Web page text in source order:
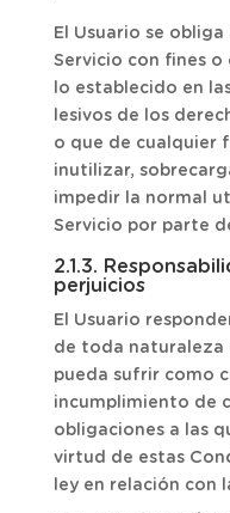
El Usuario se
Servicio con fines
lo establecido en
lesivos de los
o que de cualquier
inutilizar,
impedir la normal
Servicio por parte
2.1.3.
perjuicios
El Usuario
de toda naturaleza
pueda sufrir como
incumplimiento de
obligaciones a las
virtud de estas
ley en relación con